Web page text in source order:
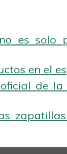
es solo
en el
de